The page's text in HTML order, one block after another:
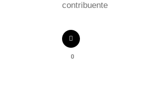
contribuente
0